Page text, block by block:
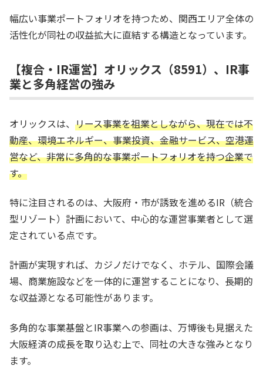
幅広い事業ポートフォリオを持つため、関西エリア全体の
活性化が同社の収益拡大に直結する構造となっています。
【複合・IR運営】オリックス（8591）、IR事
業と多角経営の強み
オリックスは、 リース事業を祖業としながら、現在では不
動産、環境エネルギー、事業投資、金融サービス、空港運
営など、非常に多角的な事業ポートフォリオを持つ企業で
す。
特に注目されるのは、大阪府・市が誘致を進めるIR（統合
型リゾート）計画において、中心的な運営事業者として選
定されている点です。
計画が実現すれば、カジノだけでなく、ホテル、国際会議
場、商業施設などを一体的に運営することになり、長期的
な収益源となる可能性があります。
多角的な事業基盤とIR事業への参画は、万博後も見据えた
大阪経済の成長を取り込む上で、同社の大きな強みとなり
ます。